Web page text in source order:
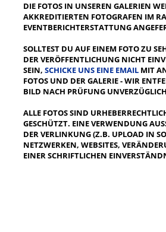
DIE FOTOS IN UNSEREN GALERIEN
AKKREDITIERTEN FOTOGRAFEN IM
EVENTBERICHTERSTATTUNG
SOLLTEST DU AUF EINEM FOTO ZU
DER VERÖFFENTLICHUNG NICHT
SEIN, SCHICKE UNS EINE EMAIL MIT
FOTOS UND DER GALERIE - WIR
BILD NACH PRÜFUNG
ALLE FOTOS SIND
GESCHÜTZT. EINE VERWENDUNG
ER VERLINKUNG (Z.B. UPLOAD IN
ETZWERKEN, WEBSITES,
INER SCHRIFTLICHEN